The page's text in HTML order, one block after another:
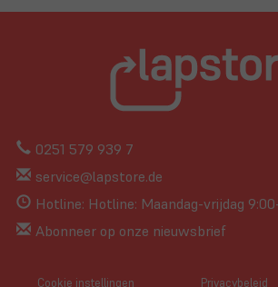
0251 579 939 7
service@lapstore.de
Hotline: Hotline: Maandag-vrijdag
Abonneer op onze nieuwsbrief
Cookie instellingen Privacybeleid